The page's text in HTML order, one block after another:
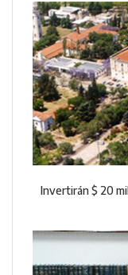
Invertirán $ 20